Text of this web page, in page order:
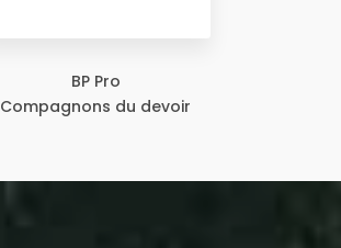
BP Pro
Compagnons du devoir